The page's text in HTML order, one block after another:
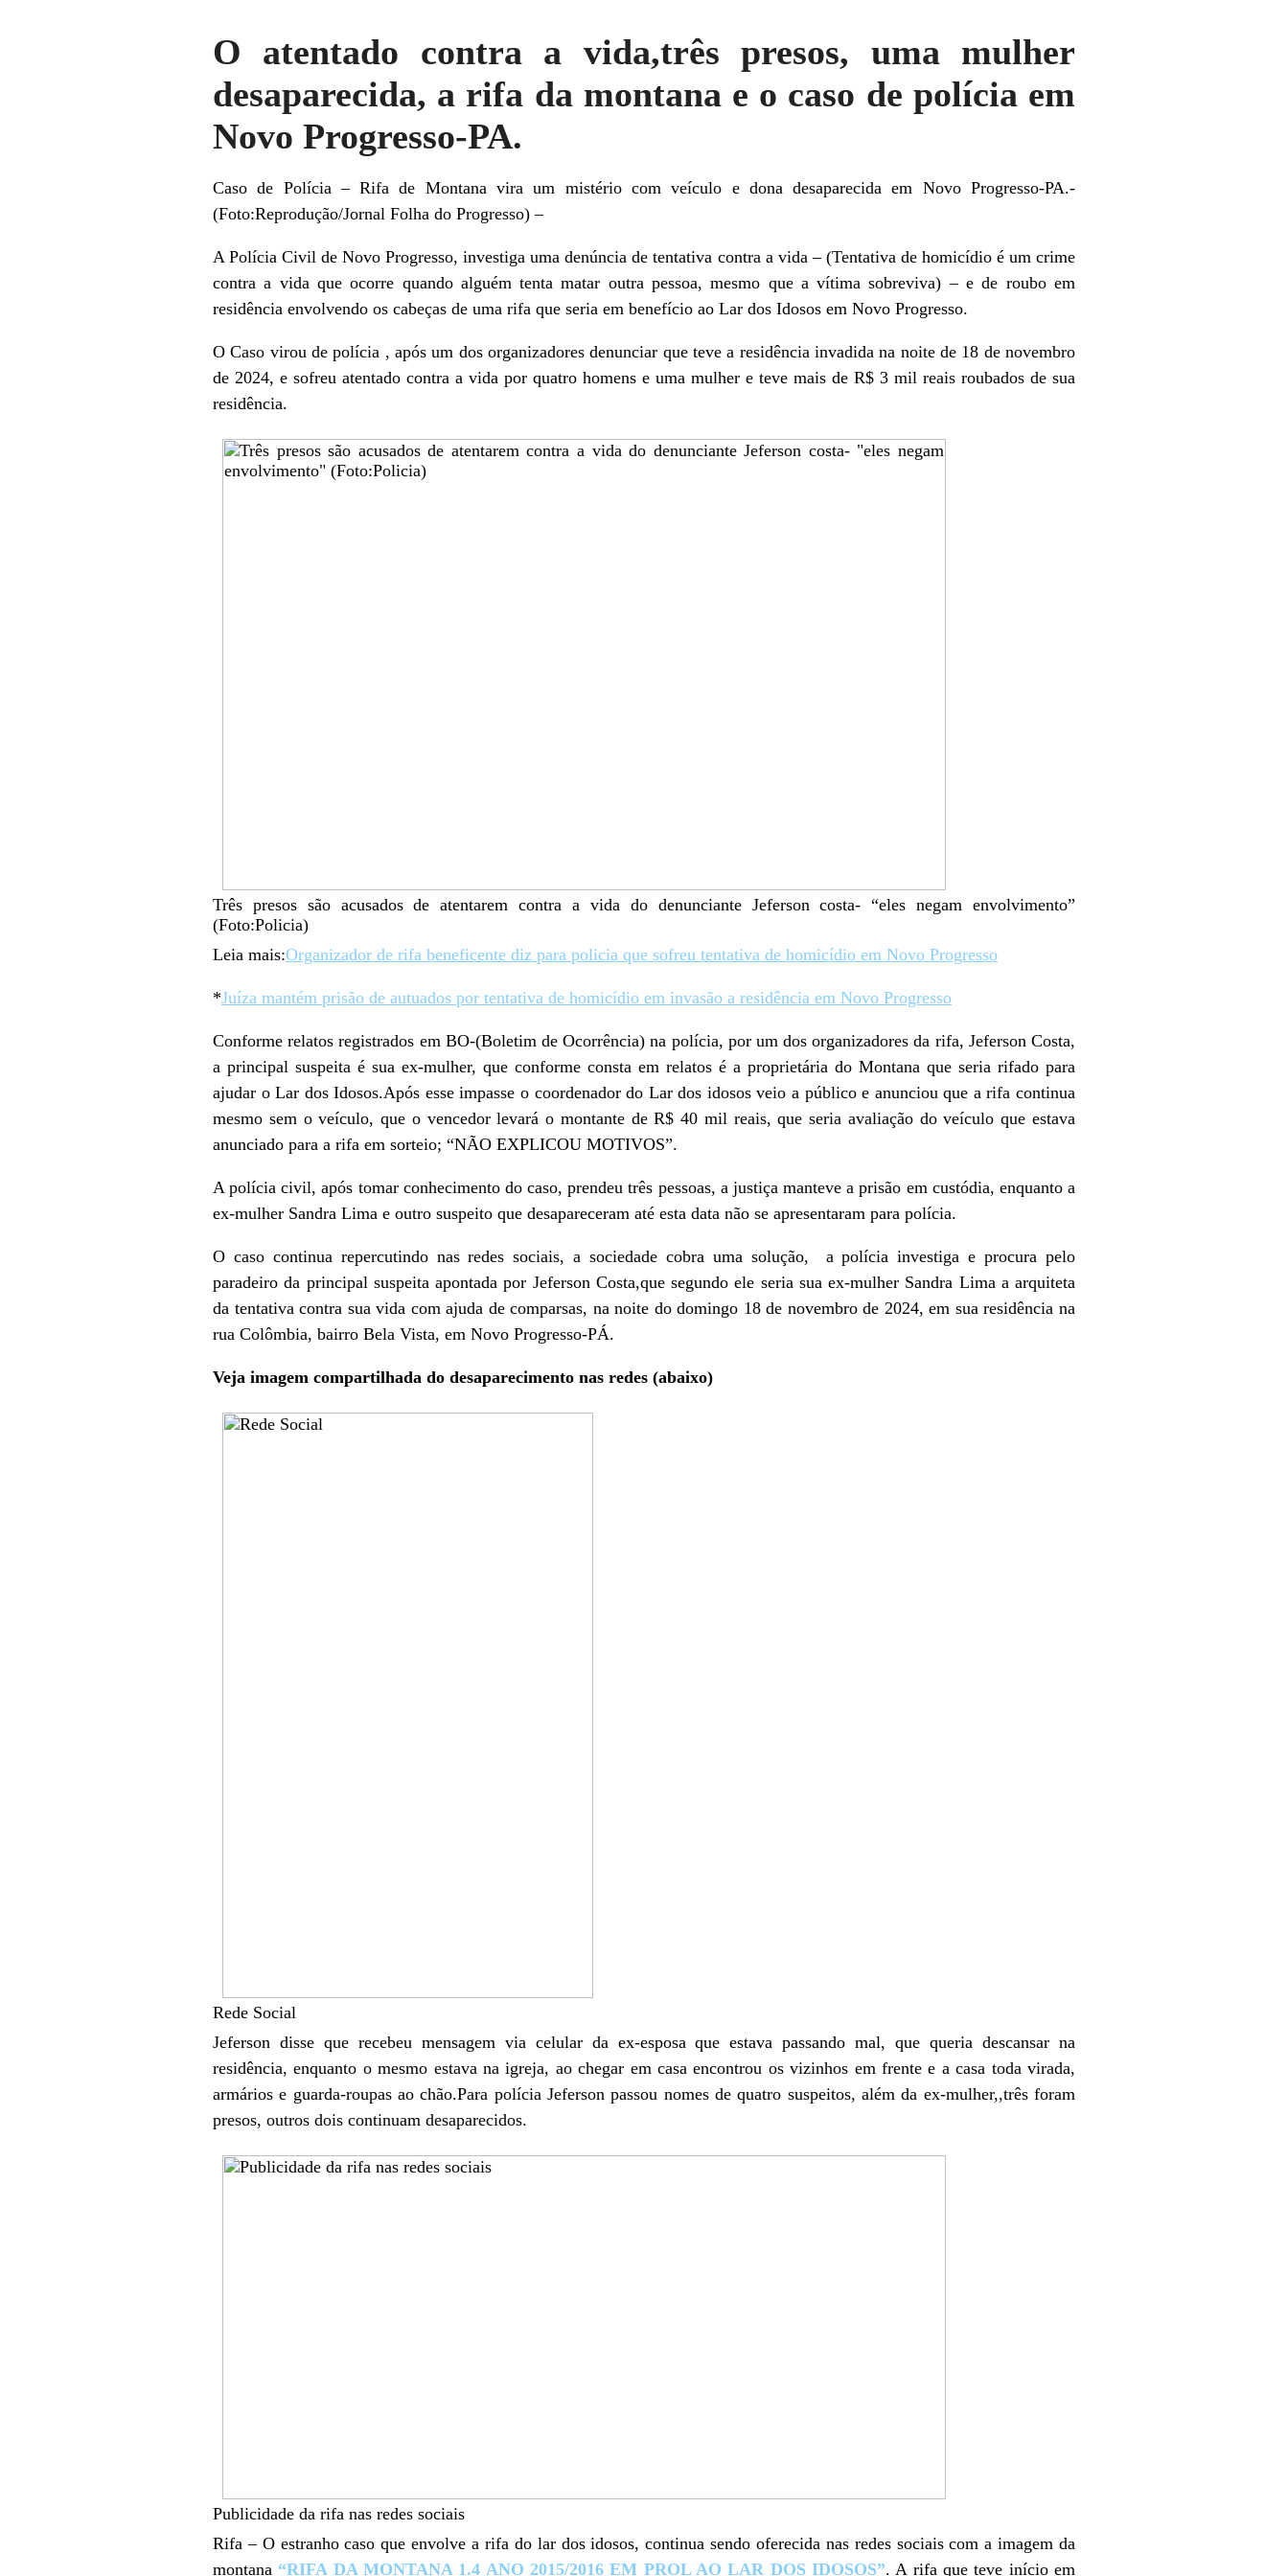
O atentado contra a vida,três presos, uma mulher
desaparecida, a rifa da montana e o caso de polícia em
Novo Progresso-PA.
Caso de Polícia – Rifa de Montana vira um mistério com veículo e dona desaparecida em Novo Progresso-PA.-
(Foto:Reprodução/Jornal Folha do Progresso) –
A Polícia Civil de Novo Progresso, investiga uma denúncia de tentativa contra a vida – (Tentativa de homicídio é um crime
contra a vida que ocorre quando alguém tenta matar outra pessoa, mesmo que a vítima sobreviva) – e de roubo em
residência envolvendo os cabeças de uma rifa que seria em benefício ao Lar dos Idosos em Novo Progresso.
O Caso virou de polícia , após um dos organizadores denunciar que teve a residência invadida na noite de 18 de novembro
de 2024, e sofreu atentado contra a vida por quatro homens e uma mulher e teve mais de R$ 3 mil reais roubados de sua
residência.
Três presos são acusados de atentarem contra a vida do denunciante Jeferson costa- “eles negam envolvimento”
(Foto:Policia)
Leia mais:Organizador de rifa beneficente diz para policia que sofreu tentativa de homicídio em Novo Progresso
*Juíza mantém prisão de autuados por tentativa de homicídio em invasão a residência em Novo Progresso
Conforme relatos registrados em BO-(Boletim de Ocorrência) na polícia, por um dos organizadores da rifa, Jeferson Costa,
a principal suspeita é sua ex-mulher, que conforme consta em relatos é a proprietária do Montana que seria rifado para
ajudar o Lar dos Idosos.Após esse impasse o coordenador do Lar dos idosos veio a público e anunciou que a rifa continua
mesmo sem o veículo, que o vencedor levará o montante de R$ 40 mil reais, que seria avaliação do veículo que estava
anunciado para a rifa em sorteio; “NÃO EXPLICOU MOTIVOS”.
A polícia civil, após tomar conhecimento do caso, prendeu três pessoas, a justiça manteve a prisão em custódia, enquanto a
ex-mulher Sandra Lima e outro suspeito que desapareceram até esta data não se apresentaram para polícia.
O caso continua repercutindo nas redes sociais, a sociedade cobra uma solução, a polícia investiga e procura pelo
paradeiro da principal suspeita apontada por Jeferson Costa,que segundo ele seria sua ex-mulher Sandra Lima a arquiteta
da tentativa contra sua vida com ajuda de comparsas, na noite do domingo 18 de novembro de 2024, em sua residência na
rua Colômbia, bairro Bela Vista, em Novo Progresso-PÁ.
Veja imagem compartilhada do desaparecimento nas redes (abaixo)
Rede Social
Jeferson disse que recebeu mensagem via celular da ex-esposa que estava passando mal, que queria descansar na
residência, enquanto o mesmo estava na igreja, ao chegar em casa encontrou os vizinhos em frente e a casa toda virada,
armários e guarda-roupas ao chão.Para polícia Jeferson passou nomes de quatro suspeitos, além da ex-mulher,,três foram
presos, outros dois continuam desaparecidos.
Publicidade da rifa nas redes sociais
Rifa – O estranho caso que envolve a rifa do lar dos idosos, continua sendo oferecida nas redes sociais com a imagem da
montana “RIFA DA MONTANA 1.4 ANO 2015/2016 EM PROL AO LAR DOS IDOSOS”. A rifa que teve início em